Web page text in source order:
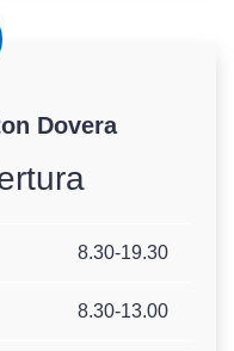
Dovera
8.30-19.30
8.30-13.00